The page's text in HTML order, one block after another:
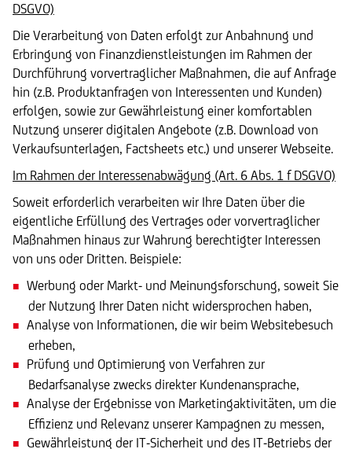
DSGVO)
Die Verarbeitung von Daten erfolgt zur Anbahnung und
Erbringung von Finanzdienstleistungen im Rahmen der
Durchführung vorvertraglicher Maßnahmen, die auf Anfrage
hin (z.B. Produktanfragen von Interessenten und Kunden)
erfolgen, sowie zur Gewährleistung einer komfortablen
Nutzung unserer digitalen Angebote (z.B. Download von
Verkaufsunterlagen, Factsheets etc.) und unserer Webseite.
Im Rahmen der Interessenabwägung (Art. 6 Abs. 1 f DSGVO)
Soweit erforderlich verarbeiten wir Ihre Daten über die
eigentliche Erfüllung des Vertrages oder vorvertraglicher
Maßnahmen hinaus zur Wahrung berechtigter Interessen
von uns oder Dritten. Beispiele:
Werbung oder Markt- und Meinungsforschung, soweit Sie
der Nutzung Ihrer Daten nicht widersprochen haben,
Analyse von Informationen, die wir beim Websitebesuch
erheben,
Prüfung und Optimierung von Verfahren zur
Bedarfsanalyse zwecks direkter Kundenansprache,
Analyse der Ergebnisse von Marketingaktivitäten, um die
Effizienz und Relevanz unserer Kampagnen zu messen,
Gewährleistung der IT-Sicherheit und des IT-Betriebs der